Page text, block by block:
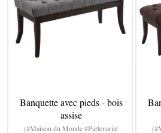
Banquette avec pieds - bois
assise
(#Maison du Monde #Partenariat